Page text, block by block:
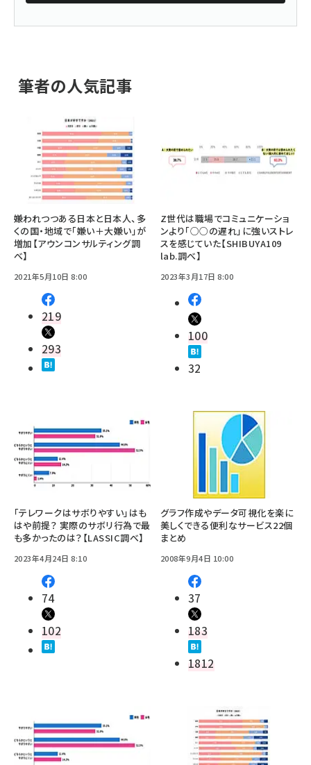
筆者の人気記事
嫌われつつある日本と日本人、多
くの国・地域で「嫌い＋大嫌い」が
増加【アウンコンサルティング調
べ】
2021年5月10日 8:00
219
293
Z世代は職場でコミュニケーショ
ンより「○○の遅れ」に強いストレ
スを感じていた【SHIBUYA109
lab.調べ】
2023年3月17日 8:00
100
32
「テレワークはサボりやすい」はも
はや前提？ 実際のサボリ行為で最
も多かったのは？【LASSIC調べ】
2023年4月24日 8:10
74
102
グラフ作成やデータ可視化を楽に
美しくできる便利なサービス22個
まとめ
2008年9月4日 10:00
37
183
1812